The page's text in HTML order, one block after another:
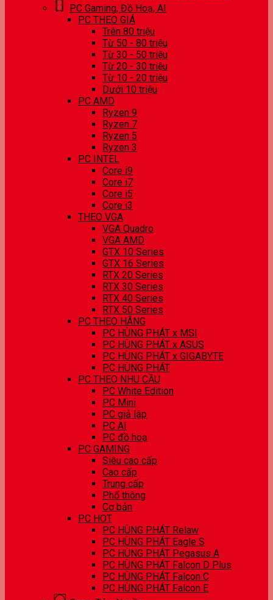
PC Gaming, Đồ Hoạ, AI
PC THEO GIÁ
Trên 80 triệu
Từ 50 - 80 triệu
Từ 30 - 50 triệu
Từ 20 - 30 triệu
Từ 10 - 20 triệu
Dưới 10 triệu
PC AMD
Ryzen 9
Ryzen 7
Ryzen 5
Ryzen 3
PC INTEL
Core i9
Core i7
Core i5
Core i3
THEO VGA
VGA Quadro
VGA AMD
GTX 10 Series
GTX 16 Series
RTX 20 Series
RTX 30 Series
RTX 40 Series
RTX 50 Series
PC THEO HÃNG
PC HÙNG PHÁT x MSI
PC HÙNG PHÁT x ASUS
PC HÙNG PHÁT x GIGABYTE
PC HÙNG PHÁT
PC THEO NHU CẦU
PC White Edition
PC Mini
PC giả lập
PC AI
PC đồ hoạ
PC GAMING
Siêu cao cấp
Cao cấp
Trung cấp
Phổ thông
Cơ bản
PC HOT
PC HÙNG PHÁT Relaw
PC HÙNG PHÁT Eagle S
PC HÙNG PHÁT Pegasus A
PC HÙNG PHÁT Falcon D Plus
PC HÙNG PHÁT Falcon C
PC HÙNG PHÁT Falcon E